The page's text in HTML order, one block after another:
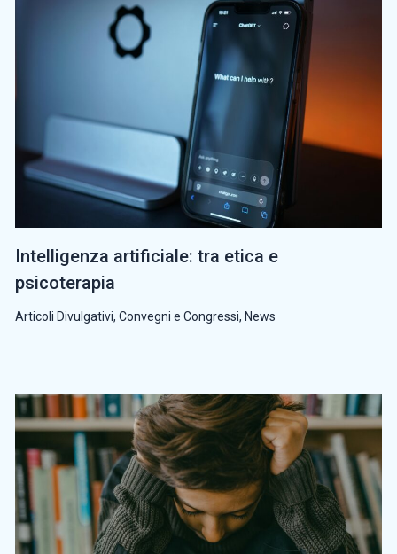
Intelligenza artificiale: tra etica e
psicoterapia
Articoli Divulgativi, Convegni e Congressi, News